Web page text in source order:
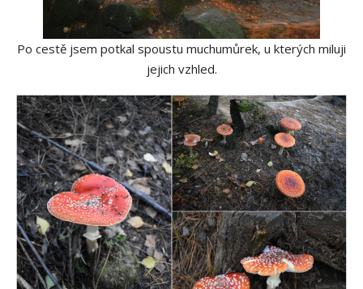
Po cestě jsem potkal spoustu muchumůrek, u kterých miluji
jejich vzhled.